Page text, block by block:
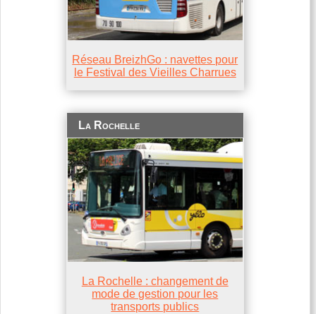
Réseau BreizhGo : navettes pour
le Festival des Vieilles Charrues
La Rochelle
La Rochelle : changement de
mode de gestion pour les
transports publics